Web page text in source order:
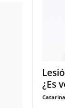
¿Es
Catarina